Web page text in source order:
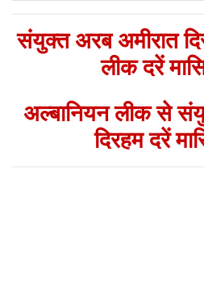
संयुक्त अरब अमीरात
लीक दरें
अल्बानियन लीक से
दिरहम दरें